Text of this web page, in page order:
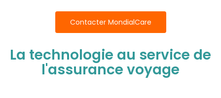
Contacter MondialCare
La technologie au service de
l'assurance voyage